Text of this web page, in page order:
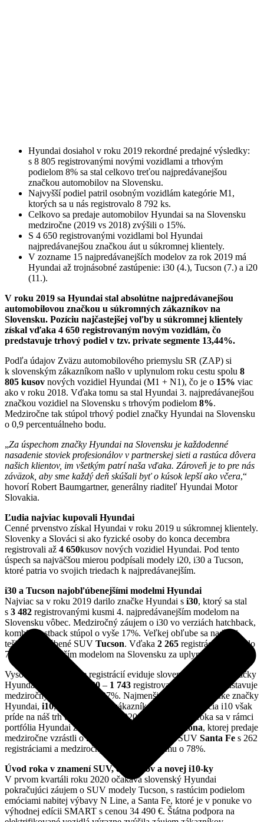
Hyundai dosiahol v roku 2019 rekordné predajné výsledky:
s 8 805 registrovanými novými vozidlami a trhovým
podielom 8% sa stal celkovo treťou najpredávanejšou
značkou automobilov na Slovensku.
Najvyšší podiel patril osobným vozidlám kategórie M1,
ktorých sa u nás registrovalo 8 792 ks.
Celkovo sa predaje automobilov Hyundai sa na Slovensku
medziročne (2019 vs 2018) zvýšili o 15%.
S 4 650 registrovanými vozidlami bol Hyundai
najpredávanejšou značkou áut u súkromnej klientely.
V zozname 15 najpredávanejších modelov za rok 2019 má
Hyundai až trojnásobné zastúpenie: i30 (4.), Tucson (7.) a i20
(11.).
V roku 2019 sa Hyundai stal absolútne najpredávanejšou
automobilovou značkou u súkromných zákazníkov na
Slovensku. Pozíciu najčastejšej voľby u súkromnej klientely
získal vďaka 4 650 registrovaným novým vozidlám, čo
predstavuje trhový podiel v tzv. private segmente 13,44%.
Podľa údajov Zväzu automobilového priemyslu SR (ZAP) si
k slovenským zákazníkom našlo v uplynulom roku cestu spolu 8
805 kusov nových vozidiel Hyundai (M1 + N1), čo je o 15% viac
ako v roku 2018. Vďaka tomu sa stal Hyundai 3. najpredávanejšou
značkou vozidiel na Slovensku s trhovým podielom 8%.
Medziročne tak stúpol trhový podiel značky Hyundai na Slovensku
o 0,9 percentuálneho bodu.
„Za úspechom značky Hyundai na Slovensku je každodenné
nasadenie stoviek profesionálov v partnerskej sieti a rastúca dôvera
našich klientov, im všetkým patrí naša vďaka. Zároveň je to pre nás
záväzok, aby sme každý deň skúšali byť o kúsok lepší ako včera,“
hovorí Robert Baumgartner, generálny riaditeľ Hyundai Motor
Slovakia.
Ľudia najviac kupovali Hyundai
Cenné prvenstvo získal Hyundai v roku 2019 u súkromnej klientely.
Slovenky a Slováci si ako fyzické osoby do konca decembra
registrovali až 4 650kusov nových vozidiel Hyundai. Pod tento
úspech sa najväčšou mierou podpísali modely i20, i30 a Tucson,
ktoré patria vo svojich triedach k najpredávanejším.
i30 a Tucson najobľúbenejšími modelmi Hyundai
Najviac sa v roku 2019 darilo značke Hyundai s i30, ktorý sa stal
s 3 482 registrovanými kusmi 4. najpredávanejším modelom na
Slovensku vôbec. Medziročný záujem o i30 vo verziách hatchback,
kombi a fastback stúpol o vyše 17%. Veľkej obľube sa naďalej
tešilo aj obľúbené SUV Tucson. Vďaka 2 265 registráciám sa stalo
7. napredávanejším modelom na Slovensku za uplynulý rok.
Vysoký nárast v počte registrácií eviduje slovenský importér značky
Hyundai aj pri modeli
i20 – 1 743 registrovaných kusov predstavuje
medziročný nárast o vyše 27%. Najmenšie vozidlo v ponuke značky
Hyundai, i10, si vybralo 105 zákazníkov. Nová generácia i10 však
príde na náš trh už vo februári 2020. Ku skokanom roka sa v rámci
portfólia Hyundai zaradili najmä mestské SUV
Kona, ktorej predaje
medziročne vzrástli o tretinu (473 ks), a veľké SUV Santa Fe s 262
registráciami a medziročným nárastom záujmu o 78%.
Úvod roka v znamení SUV, e-mobilov a novej i10-ky
V prvom kvartáli roku 2020 očakáva slovenský Hyundai
pokračujúci záujem o SUV modely Tucson, s rastúcim podielom
emóciami nabitej výbavy N Line, a Santa Fe, ktoré je v ponuke vo
výhodnej edícii SMART s cenou 34 490 €. Štátna podpora na